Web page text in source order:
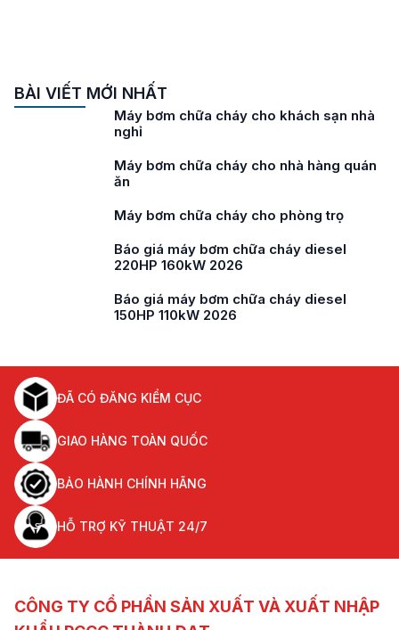
BÀI VIẾT MỚI NHẤT
Máy bơm chữa cháy cho khách sạn nhà
nghỉ
Máy bơm chữa cháy cho nhà hàng quán
ăn
Máy bơm chữa cháy cho phòng trọ
Báo giá máy bơm chữa cháy diesel
220HP 160kW 2026
Báo giá máy bơm chữa cháy diesel
150HP 110kW 2026
ĐÃ CÓ ĐĂNG KIỂM CỤC
GIAO HÀNG TOÀN QUỐC
BẢO HÀNH CHÍNH HÃNG
HỖ TRỢ KỸ THUẬT 24/7
CÔNG TY CỔ PHẦN SẢN XUẤT VÀ XUẤT NHẬP